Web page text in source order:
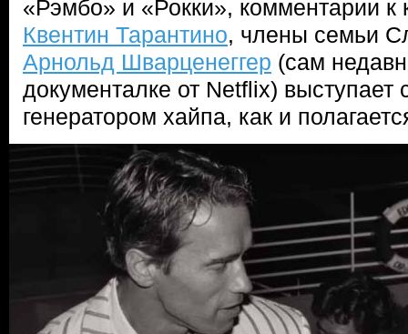
«Рэмбо» и «Рокки», комментарии к
Квентин Тарантино, члены семьи
Арнольд Шварценеггер (сам
документалке от Netflix) выступает
генератором хайпа, как и